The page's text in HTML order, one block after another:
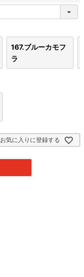
167.ブルーカモフ
ラ
お気に入りに登録する